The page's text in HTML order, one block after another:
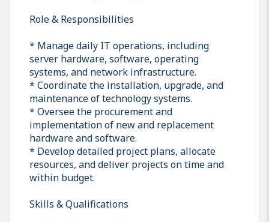
Role & Responsibilities
* Manage daily IT operations, including
server hardware, software, operating
systems, and network infrastructure.
* Coordinate the installation, upgrade, and
maintenance of technology systems.
* Oversee the procurement and
implementation of new and replacement
hardware and software.
* Develop detailed project plans, allocate
resources, and deliver projects on time and
within budget.
Skills & Qualifications